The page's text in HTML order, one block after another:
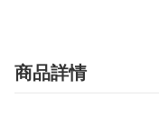
商品詳情